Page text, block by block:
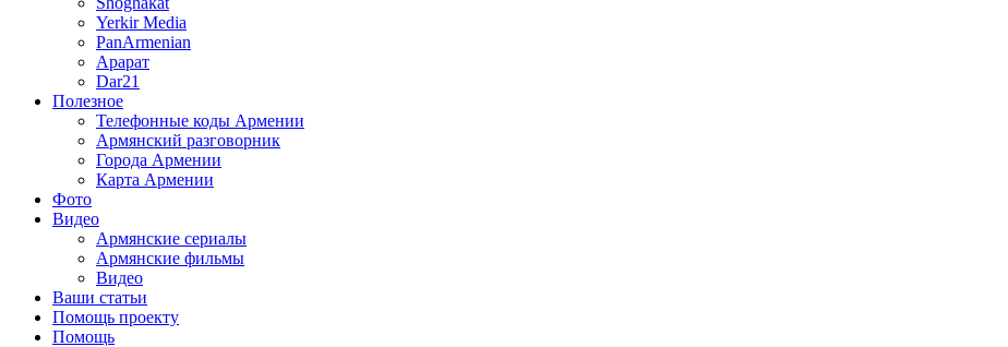
Yerkir Media
PanArmenian
Арарат
Dar21
Полезное
Телефонные коды Армении
Армянский разговорник
Города Армении
Карта Армении
Фото
Видео
Армянские сериалы
Армянские фильмы
Видео
Ваши статьи
Помощь проекту
Помощь